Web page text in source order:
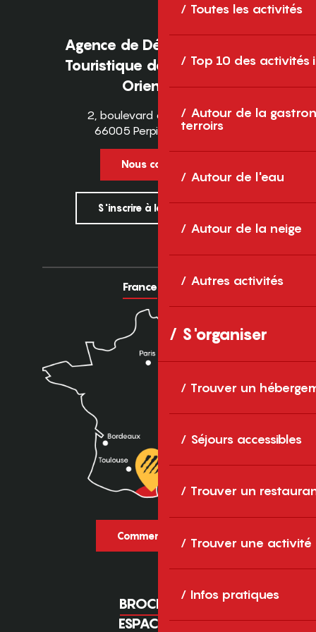
Toutes les activités
Top 10 des activités
Autour de la
terroirs
Autour de l'eau
Autour de la neige
Autres activités
S'organiser
Trouver un
Séjours accessibles
Trouver un
Trouver une activité
Infos pratiques
Agence de Développement
Touristique des Pyrénées-
Orientales
2, boulevard des Pyrénées
66005 Perpignan Cedex
Nous contacter
S'inscrire à la newsletter
France Europe
Comment venir ?
BROCHURES
ESPACE PRO